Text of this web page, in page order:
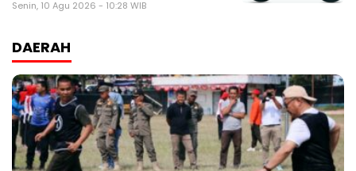
Senin, 10 Agu 2026 - 10:28 WIB
DAERAH